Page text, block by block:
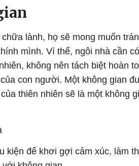
lành, họ sẽ mong muốn
mình. Vì thế, ngôi nhà cần
không nên tách biệt hoàn
con người. Một không gian
thiên nhiên sẽ là một không
kiện để khơi gợi cảm xúc, làm